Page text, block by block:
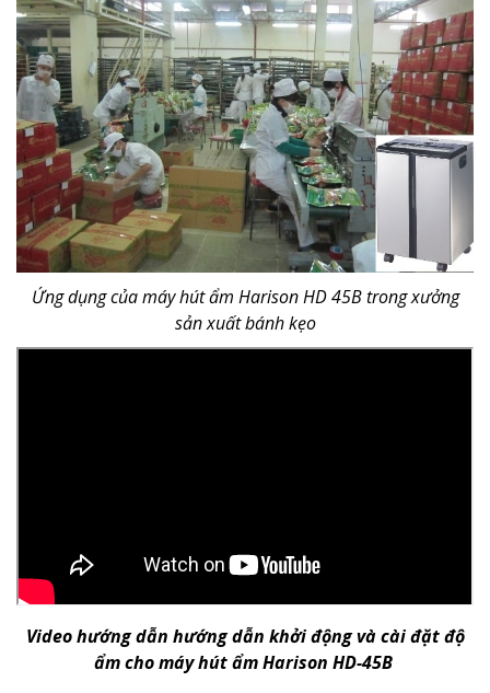
Ứng dụng của máy hút ẩm Harison HD 45B trong xưởng
sản xuất bánh kẹo
Video hướng dẫn hướng dẫn khởi động và cài đặt độ
ẩm cho máy hút ẩm Harison HD-45B